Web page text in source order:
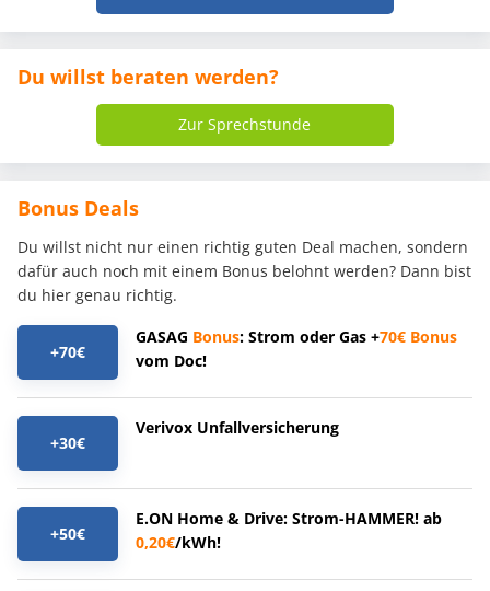
Du willst beraten werden?
Zur Sprechstunde
Bonus Deals
Du willst nicht nur einen richtig guten Deal machen, sondern
dafür auch noch mit einem Bonus belohnt werden? Dann bist
du hier genau richtig.
+70€
GASAG Bonus: Strom oder Gas +70€ Bonus
vom Doc!
+30€
Verivox Unfallversicherung
+50€
E.ON Home & Drive: Strom-HAMMER! ab
0,20€/kWh!